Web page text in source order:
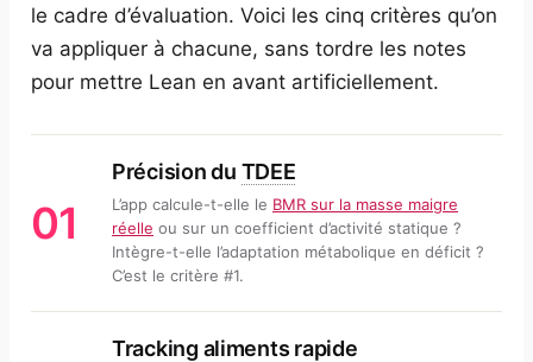
le cadre d’évaluation. Voici les cinq critères qu’on
va appliquer à chacune, sans tordre les notes
pour mettre Lean en avant artificiellement.
01
Précision du TDEE
L’app calcule-t-elle le BMR sur la masse maigre
réelle ou sur un coefficient d’activité statique ?
Intègre-t-elle l’adaptation métabolique en déficit ?
C’est le critère #1.
Tracking aliments rapide